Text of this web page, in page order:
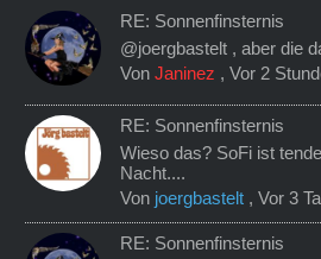
RE: Sonnenfinsternis
@joergbastelt , aber die
VonJaninez ,Vor 2
RE: Sonnenfinsternis
Wieso das? SoFi ist
Nacht....
Von joergbastelt ,Vor 3
RE: Sonnenfinsternis